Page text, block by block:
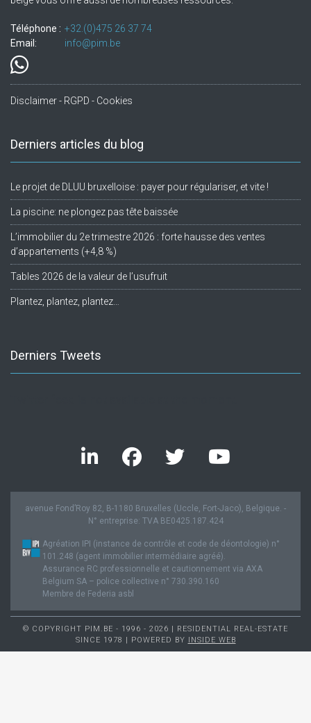
Téléphone : +32.(0)475 26 37 74
Email:
info@pim.be
Disclaimer - RGPD - Cookies
Derniers articles du blog
Le projet de DLUU bruxelloise : payer pour régulariser, et vite !
La piscine: ne plongez pas tête baissée
L’immobilier du 2e trimestre 2026 : forte hausse des ventes
d’appartements (+4,8 %)
Tables 2026 de la valeur de l’usufruit
Plantez, plantez, plantez…
Derniers Tweets
avenue Fond’Roy 82, B-1180 Bruxelles (Uccle, Fort-Jaco), Belgique. -
N° entreprise: TVA BE0425.187.424
Agréation IPI (instance de contrôle et code de déontologie) n°
101.248 (agent immobilier intermédiaire agréé).
Assurance RC professionnelle et cautionnement via AXA
Belgium SA – police collective n° 730.390.160
Membre de Federia asbl
© COPYRIGHT PIM.BE - 1996 - 2026 | RESIDENTIAL REAL-ESTATE
SINCE 1978 | POWERED BY INSIDE WEB